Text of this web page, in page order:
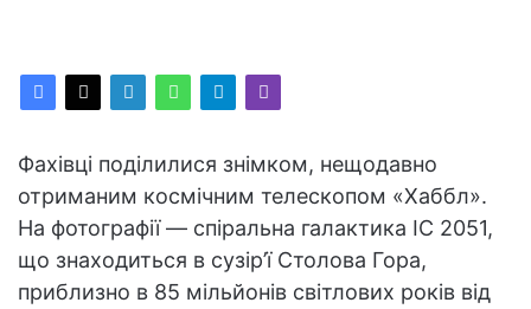
Фахівці поділилися знімком, нещодавно
отриманим космічним телескопом «Хаббл».
На фотографії — спіральна галактика IC 2051,
що знаходиться в сузір’ї Столова Гора,
приблизно в 85 мільйонів світлових років від